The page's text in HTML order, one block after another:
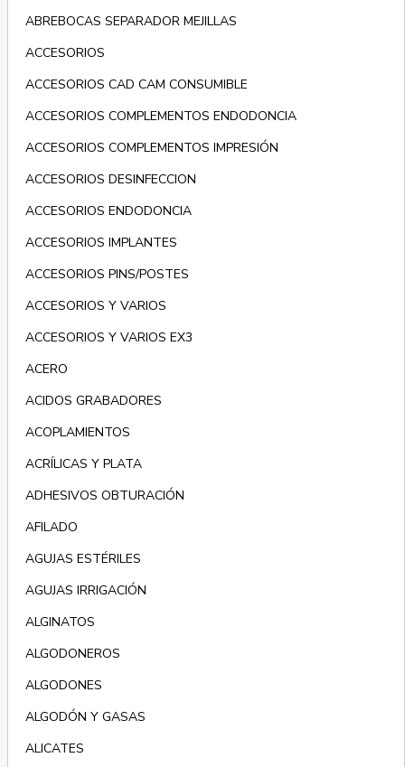
ABREBOCAS SEPARADOR MEJILLAS
ACCESORIOS
ACCESORIOS CAD CAM CONSUMIBLE
ACCESORIOS COMPLEMENTOS ENDODONCIA
ACCESORIOS COMPLEMENTOS IMPRESIÓN
ACCESORIOS DESINFECCION
ACCESORIOS ENDODONCIA
ACCESORIOS IMPLANTES
ACCESORIOS PINS/POSTES
ACCESORIOS Y VARIOS
ACCESORIOS Y VARIOS EX3
ACERO
ACIDOS GRABADORES
ACOPLAMIENTOS
ACRÍLICAS Y PLATA
ADHESIVOS OBTURACIÓN
AFILADO
AGUJAS ESTÉRILES
AGUJAS IRRIGACIÓN
ALGINATOS
ALGODONEROS
ALGODONES
ALGODÓN Y GASAS
ALICATES